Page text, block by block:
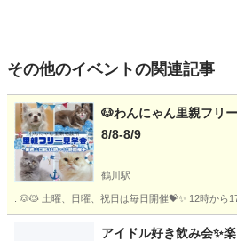
その他のイベントの関連記事
🐶わんにゃん里親フリ
8/8-8/9
鶴川駅
. 🐶🐱 土曜、日曜、祝日は毎日開催💝✨ 12時か
鶴川駅 その他 ショ
アイドル好き飲み会✨